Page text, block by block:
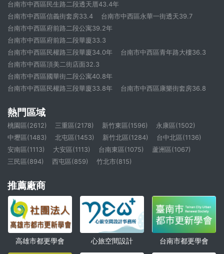
台南市中西區民生路二段透天厝43.4年
台南市中西區信義街套房33.4
台南市中西區永華一街透天39.7
台南市中西區府前路二段公寓39.2年
台南市中西區府前路二段華廈33.3
台南市中西區民權路三段華廈34.0年
台南市中西區青年路大樓36.3
台南市中西區頂美二街店面32.3
台南市中西區國華街二段公寓40.8年
台南市中西區民權路三段華廈33.8年
台南市中西區康樂街套房36.8
熱門區域
桃園區(2612) 三重區(2178) 新竹東區(1596)
永康區(1502)
中壢區(1483)
北屯區(1453) 新竹北區(1284)
台中北區(1136)
安南區(1113)
大安區(1113) 台南東區(1075)
蘆洲區(1067)
三民區(894)
西屯區(859) 竹北市(815)
推薦廠商
高雄市都更學會 心旅空間設計 台南市都更學會